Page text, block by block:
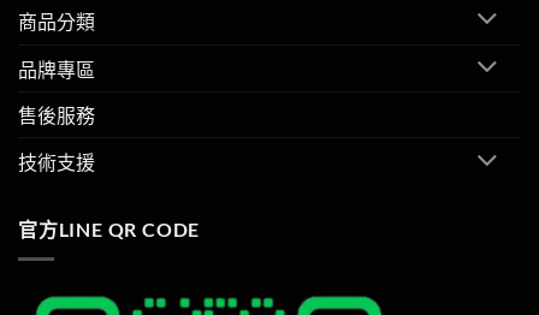
商品分類
品牌專區
售後服務
技術支援
官方LINE QR CODE